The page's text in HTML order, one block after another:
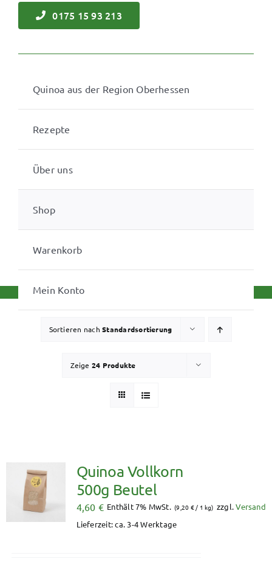
0175 15 93 213
Quinoa aus der Region Oberhessen
Rezepte
Über uns
Shop
Warenkorb
Mein Konto
Sortieren nachStandardsortierung
Zeige 24 Produkte
Quinoa Vollkorn
500g Beutel
4,60 € Enthält 7% MwSt. (9,20 €/ 1 kg) zzgl.Versand
Lieferzeit: ca. 3-4 Werktage